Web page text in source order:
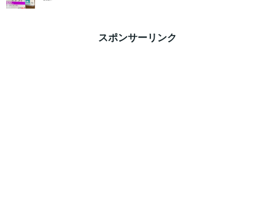
スポンサーリンク